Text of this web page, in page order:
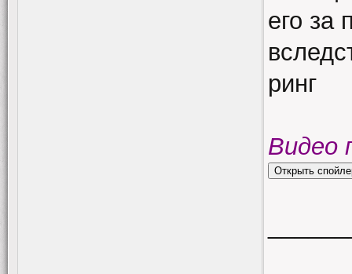
его за
ринг
Видео